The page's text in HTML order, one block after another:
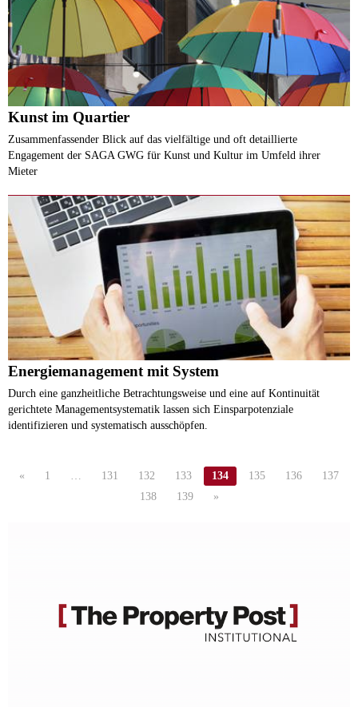
Kunst im Quartier
Zusammenfassender Blick auf das vielfältige und oft detaillierte
Engagement der SAGA GWG für Kunst und Kultur im Umfeld ihrer
Mieter
Energiemanagement mit System
Durch eine ganzheitliche Betrachtungsweise und eine auf Kontinuität
gerichtete Managementsystematik lassen sich Einsparpotenziale
identifizieren und systematisch ausschöpfen.
« 1 131 132 133 134 135 136
137
138
139 »